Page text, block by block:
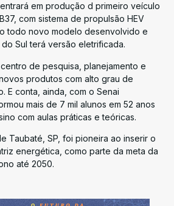
em produção d primeiro veículo
com sistema de propulsão HEV
todo novo modelo desenvolvido e
Sul terá versão eletrificada.
de pesquisa, planejamento e
produtos com alto grau de
E conta, ainda, com o Senai
mais de 7 mil alunos em 52 anos
com aulas práticas e teóricas.
Taubaté, SP, foi pioneira ao inserir o
energética, como parte da meta da
até 2050.